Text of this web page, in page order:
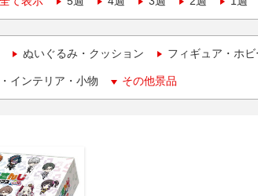
ぬいぐるみ・クッション フィギュア・ホビ
インテリア・小物 その他景品